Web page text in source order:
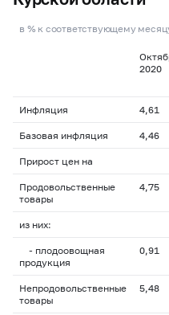
в % к соответствующему
2020
Инфляция 4,61
Базовая инфляция 4,46
Прирост цен на
Продовольственные
товары
4,75
из них:
- плодоовощная
продукция
0,91
Непродовольственные
товары
5,48